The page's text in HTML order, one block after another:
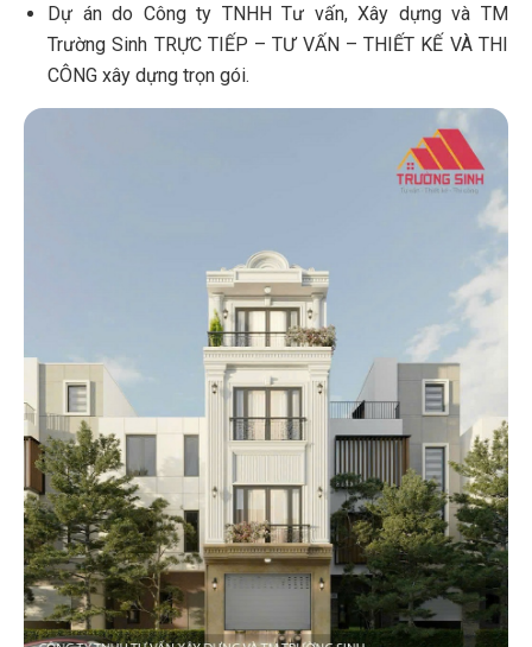
Dự án do Công ty TNHH Tư vấn, Xây dựng và TM
Trường Sinh TRỰC TIẾP – TƯ VẤN – THIẾT KẾ VÀ THI
CÔNG xây dựng trọn gói.